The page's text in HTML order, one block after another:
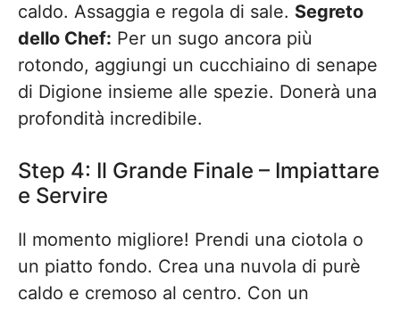
caldo. Assaggia e regola di sale. Segreto
dello Chef: Per un sugo ancora più
rotondo, aggiungi un cucchiaino di senape
di Digione insieme alle spezie. Donerà una
profondità incredibile.
Step 4: Il Grande Finale – Impiattare
e Servire
Il momento migliore! Prendi una ciotola o
un piatto fondo. Crea una nuvola di purè
caldo e cremoso al centro. Con un